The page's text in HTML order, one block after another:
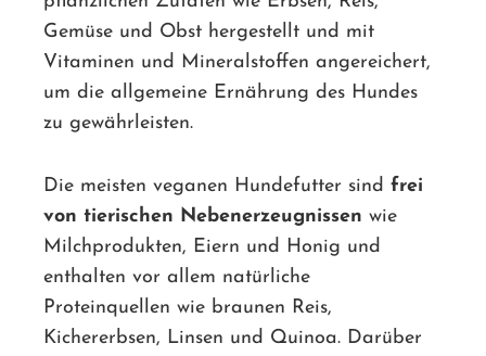
Gemüse und Obst hergestellt und mit
Vitaminen und Mineralstoffen angereichert,
um die allgemeine Ernährung des Hundes
zu gewährleisten.
Die meisten veganen Hundefutter sind frei
von tierischen Nebenerzeugnissen wie
Milchprodukten, Eiern und Honig und
enthalten vor allem natürliche
Proteinquellen wie braunen Reis,
Kichererbsen, Linsen und Quinoa. Darüber